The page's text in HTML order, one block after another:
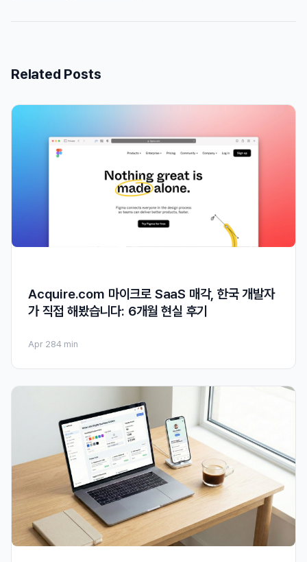
Related Posts
Acquire.com 마이크로 SaaS 매각, 한국 개발자
가 직접 해봤습니다: 6개월 현실 후기
Apr 284 min